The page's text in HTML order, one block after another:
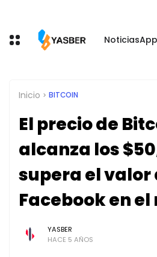
Noticias
Inicio BITCOIN
El precio de
alcanza los
supera el valor
Facebook en
YASBER
HACE 5 AÑOS